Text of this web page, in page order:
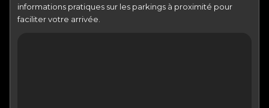
informations pratiques sur les parkings à proximité pour
faciliter votre arrivée.